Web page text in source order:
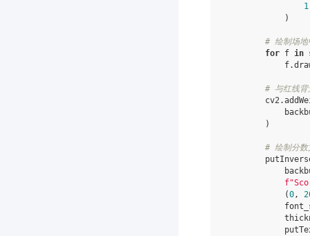
1
)
# 绘制场地
for f in
f.
# 与红线背
cv2.
)
# 绘制分数
f
(0,